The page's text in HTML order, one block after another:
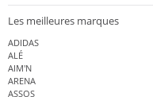
Les meilleures marques
ADIDAS
ALÉ
AIM'N
ARENA
ASSOS